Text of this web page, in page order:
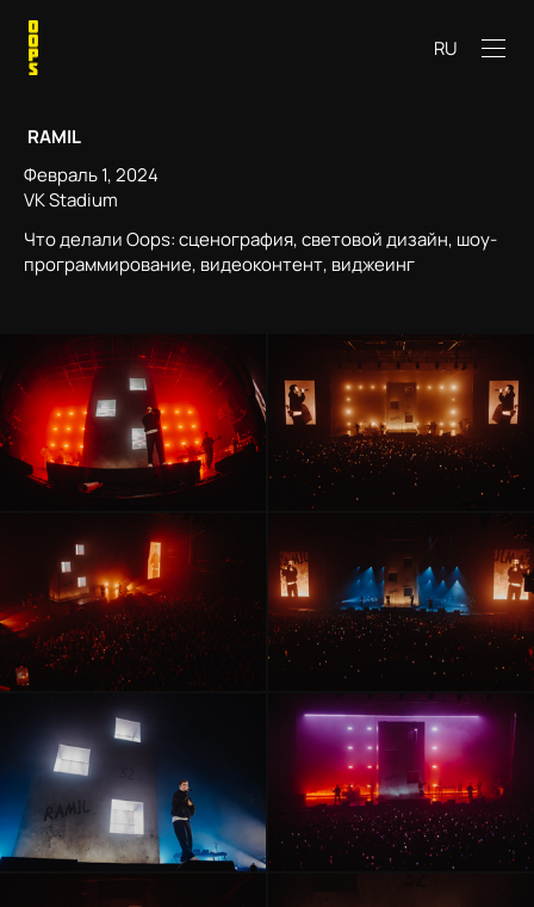
RU
RAMIL
Февраль 1, 2024
VK Stadium
Что делали Oops: сценография, световой дизайн, шоу-
программирование, видеоконтент, виджеинг